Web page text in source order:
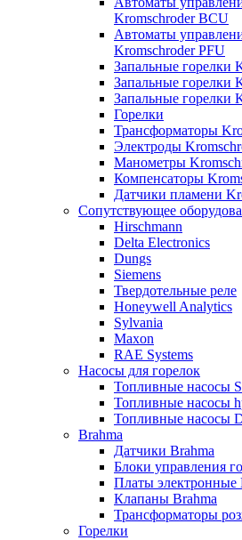
Kromschroder BCU
Автоматы
Kromschroder PFU
Запальные горелки
Запальные горелки
Запальные горелки
Горелки
Трансформаторы
Электроды
Манометры
Компенсаторы
Датчики пламени
Сопутствующее
Hirschmann
Delta Electronics
Dungs
Siemens
Твердотельные реле
Honeywell Analytics
Sylvania
Maxon
RAE Systems
Насосы для горелок
Топливные насосы
Топливные насосы
Топливные насосы
Brahma
Датчики Brahma
Блоки управления
Платы электронные
Клапаны Brahma
Трансформаторы
Горелки